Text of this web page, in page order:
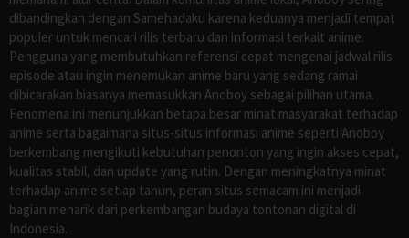
dibandingkan dengan Samehadaku karena keduanya menjadi tempat
populer untuk mencari rilis terbaru dan informasi terkait anime.
Pengguna yang membutuhkan referensi cepat mengenai jadwal rilis
episode atau ingin menemukan anime baru yang sedang ramai
dibicarakan biasanya memasukkan Anoboy sebagai pilihan utama.
Fenomena ini menunjukkan betapa besar minat masyarakat terhadap
anime serta bagaimana situs-situs informasi anime seperti Anoboy
berkembang mengikuti kebutuhan penonton yang ingin akses cepat,
kualitas stabil, dan update yang rutin. Dengan meningkatnya minat
terhadap anime setiap tahun, peran situs semacam ini menjadi
bagian menarik dari perkembangan budaya tontonan digital di
Indonesia.